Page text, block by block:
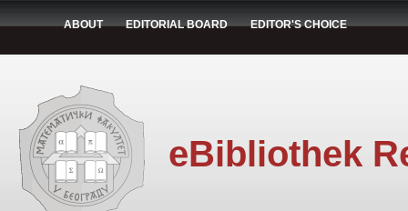
ABOUT EDITORIAL BOARD EDITOR'S CHOICE
eBibliothek